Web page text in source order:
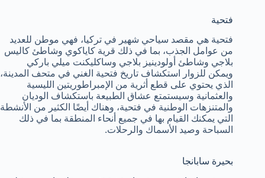
فتحية
فتحية هي مقصد سياحي شهير في تركيا، فهي موطن للعديد
من عوامل الجذب، بما في ذلك قرية كاياكوي وشاطئ كاليس
بلاجي وشاطئ أولودينيز بلاجي وساكليكنت ميلي باركي
ويمكن للزوار استكشاف تاريخ فتحية الغني في متحف المدينة،
الذي يحتوي على قطع أثرية من الإمبراطوريتين الليسية
والعثمانية وسيستمتع عشاق الطبيعة باستكشاف الوديان
والمتنزهات الوطنية في فتحية، وهناك أيضًا الكثير من الأنشطة
التي يمكنك القيام بها في جميع أنحاء المنطقة بما في ذلك
السباحة وصيد الأسماك والرحلات.
بحيرة سابانجا